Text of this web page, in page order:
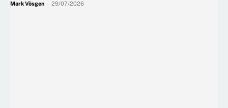
Mark Vösgen 29/07/2026